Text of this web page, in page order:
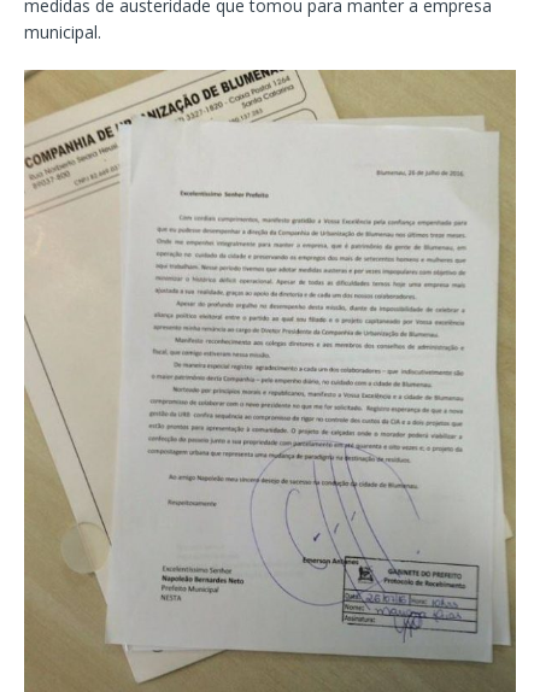
medidas de austeridade que tomou para manter a empresa
municipal.